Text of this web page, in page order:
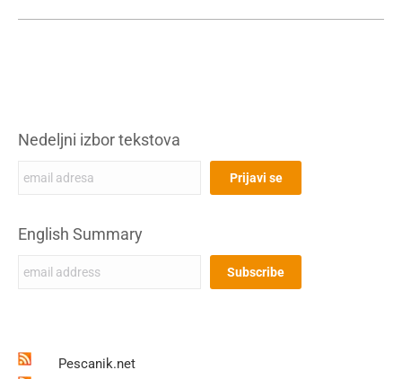
Nedeljni izbor tekstova
English Summary
Pescanik.net